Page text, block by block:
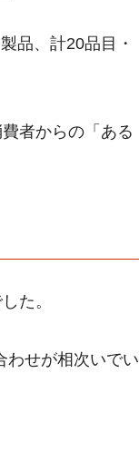
品、計20品目・
者からの「ある
た。
わせが相次いでい